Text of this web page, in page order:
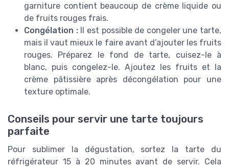
garniture contient beaucoup de crème liquide ou
de fruits rouges frais.
Congélation :Il est possible de congeler une tarte,
mais il vaut mieux le faire avant d’ajouter les fruits
rouges. Préparez le fond de tarte, cuisez-le à
blanc, puis congelez-le. Ajoutez les fruits et la
crème pâtissière après décongélation pour une
texture optimale.
Conseils pour servir une tarte toujours
parfaite
Pour sublimer la dégustation, sortez la tarte du
réfrigérateur 15 à 20 minutes avant de servir. Cela